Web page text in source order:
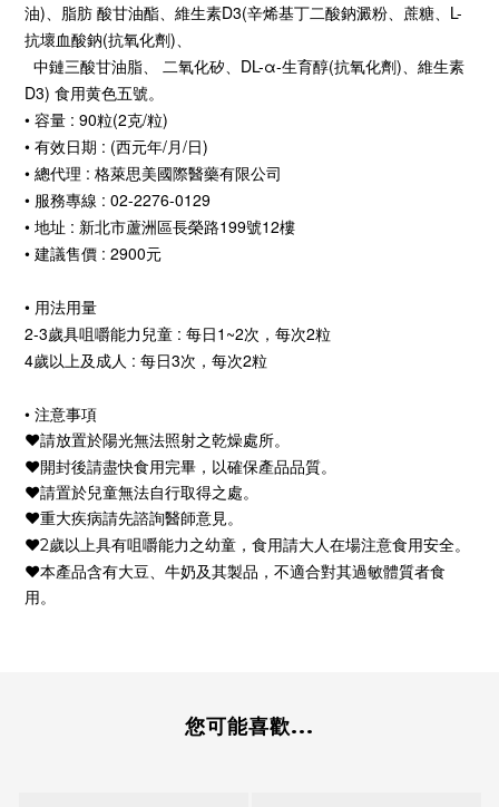
油)、脂肪 酸甘油酯、維生素D3(辛烯基丁二酸鈉澱粉、蔗糖、L-
抗壞血酸鈉(抗氧化劑)、
中鏈三酸甘油脂、 二氧化矽、DL-α-生育醇(抗氧化劑)、維生素
D3) 食用黄色五號。
• 容量 : 90粒(2克/粒)
• 有效日期 : (西元年/月/日)
• 總代理 : 格萊思美國際醫藥有限公司
• 服務專線 : 02-2276-0129
• 地址 : 新北市蘆洲區長榮路199號12樓
• 建議售價 : 2900元
• 用法用量
2-3歲具咀嚼能力兒童 : 每日1~2次，每次2粒
4歲以上及成人 : 每日3次，每次2粒
• 注意事項
❤︎請放置於陽光無法照射之乾燥處所。
❤︎開封後請盡快食用完畢 ， 以確保產品品質。
❤︎請置於兒童無法自行取得之處。
❤︎重大疾病請先諮詢醫師意見。
❤︎2歲以上具有咀嚼能力之幼童 ， 食用請大人在場注意食用安全。
❤︎本產品含有大豆、牛奶及其製品 ， 不適合對其過敏體質者食
用。
您可能喜歡...